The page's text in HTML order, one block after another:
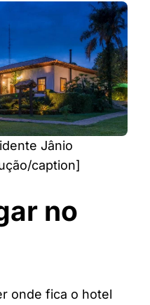
Jânio
caption]
no
onde fica o hotel